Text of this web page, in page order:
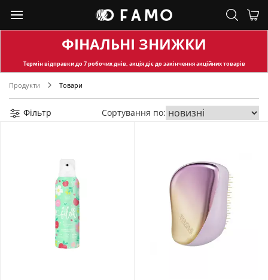
ФІНАЛЬНІ ЗНИЖКИ
Термін відправкидо 7 робочих днів, акція діє до закінчення акційних товарів
Продукти Товари
Фільтр Сортування по: